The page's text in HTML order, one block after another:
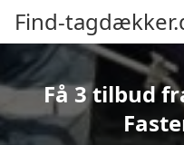
Find-
Få 3 tilbud